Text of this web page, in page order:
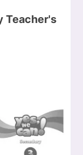
Teacher's